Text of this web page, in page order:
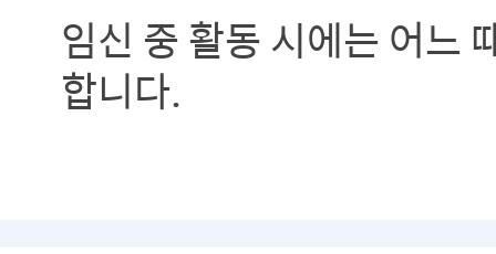
임신 중 활동 시에는 어느
합니다.